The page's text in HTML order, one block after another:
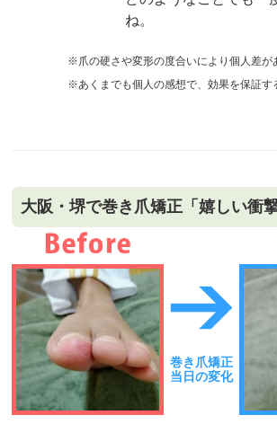
ね。
※爪の硬さや変形の度合いにより個人差が
※あくまでも個人の感想で、効果を保証す
大阪・堺で巻き爪矯正「嬉しい衝
巻き爪矯正
当日の変化